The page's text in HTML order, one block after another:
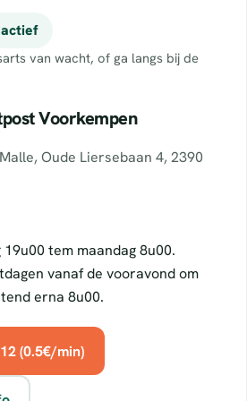
van wacht, of ga langs bij de
Voorkempen
Oude Liersebaan 4, 2390
tem maandag 8u00.
vanaf de vooravond om
erna 8u00.
(0.5€/min)